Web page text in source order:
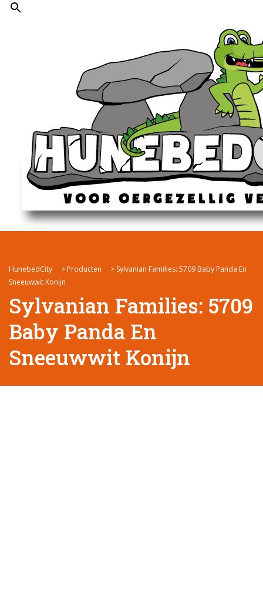
HunebedCity > Producten > Sylvanian Families: 5709 Baby Panda En
Sneeuwwit Konijn
Sylvanian Families: 5709
Baby Panda En
Sneeuwwit Konijn